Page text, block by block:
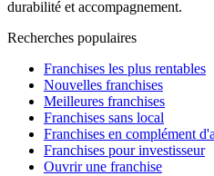
durabilité et accompagnement.
Recherches populaires
Franchises les plus rentables
Nouvelles franchises
Meilleures franchises
Franchises sans local
Franchises en complément
Franchises pour investisseur
Ouvrir une franchise